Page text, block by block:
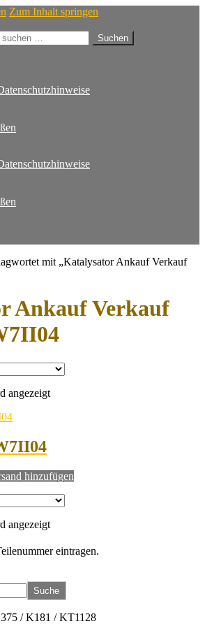
Zum Inhalt springen
Suchen
mit „Katalysator Ankauf Verkauf
Ankauf Verkauf
angezeigt
hinzufügen
angezeigt
eintragen.
Suche
/ K181 / KT1128